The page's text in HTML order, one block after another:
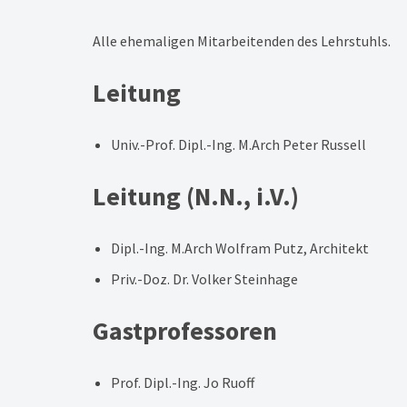
Alle ehemaligen Mitarbeitenden des Lehrstuhls.
Leitung
Univ.-Prof. Dipl.-Ing. M.Arch Peter Russell
Leitung (N.N., i.V.)
Dipl.-Ing. M.Arch Wolfram Putz, Architekt
Priv.-Doz. Dr. Volker Steinhage
Gastprofessoren
Prof. Dipl.-Ing. Jo Ruoff